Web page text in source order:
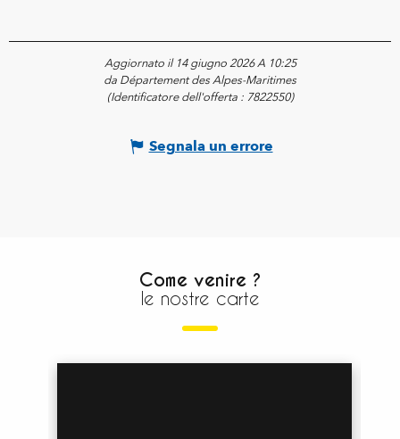
Aggiornato il 14 giugno 2026 A 10:25
da Département des Alpes-Maritimes
(Identificatore dell'offerta : 7822550)
Segnala un errore
Come venire ?
le nostre carte